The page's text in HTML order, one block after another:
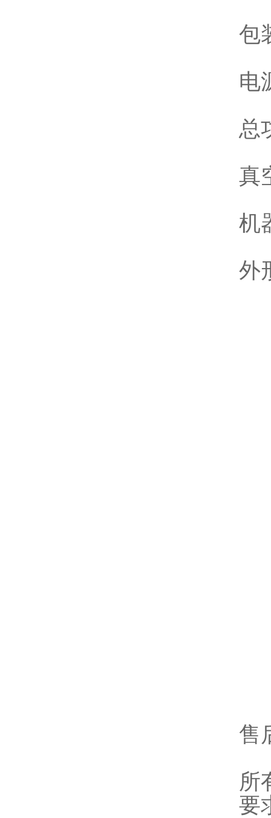
包
电
总
真
机
外
售
所
要